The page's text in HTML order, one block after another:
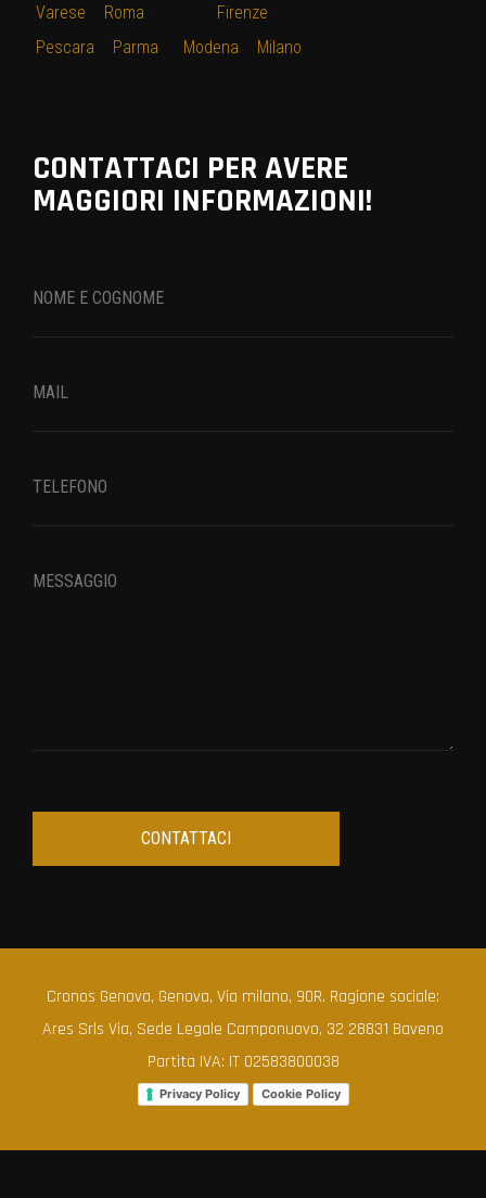
Varese
Roma
Pescara
Parma
Firenze
Modena
Milano
CONTATTACI PER AVERE
MAGGIORI INFORMAZIONI!
Cronos Genova, Genova, Via milano, 90R. Ragione sociale:
Ares Srls Via, Sede Legale Camponuovo, 32 28831 Baveno
Partita IVA: IT 02583800038
Privacy Policy Cookie Policy